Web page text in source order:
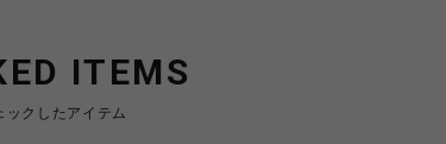
ITEMS
ックしたアイテム